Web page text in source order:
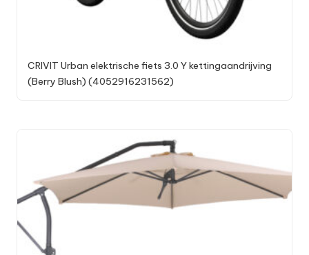
CRIVIT Urban elektrische fiets 3.0 Y kettingaandrijving
(Berry Blush) (4052916231562)